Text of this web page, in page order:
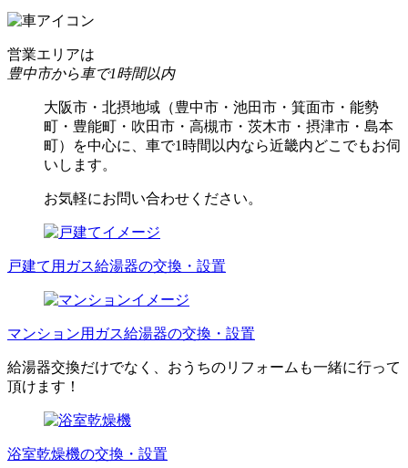
営業エリアは
豊中市から車で1時間以内
大阪市・北摂地域（豊中市・池田市・箕面市・能勢
町・豊能町・吹田市・高槻市・茨木市・摂津市・島本
町）を中心に、車で1時間以内なら近畿内どこでもお伺
いします。
お気軽にお問い合わせください。
戸建て用ガス給湯器の交換・設置
マンション用ガス給湯器の交換・設置
給湯器交換だけでなく、おうちのリフォームも一緒に行って
頂けます！
浴室乾燥機の交換・設置